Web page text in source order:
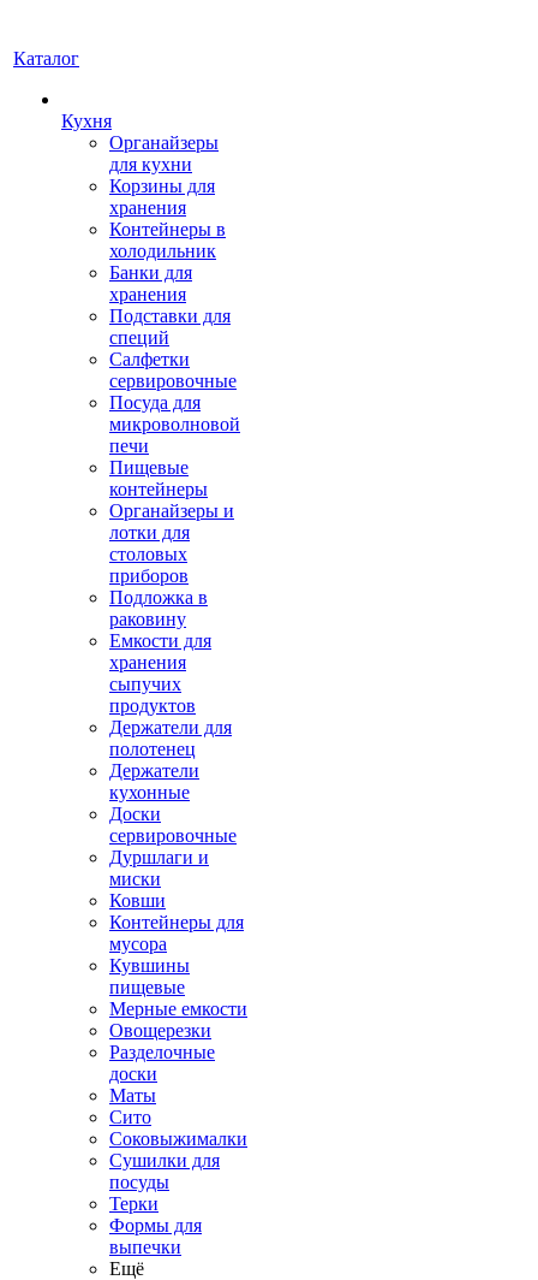
Каталог
Кухня
Органайзеры
для кухни
Корзины для
хранения
Контейнеры в
холодильник
Банки для
хранения
Подставки для
специй
Салфетки
сервировочные
Посуда для
микроволновой
печи
Пищевые
контейнеры
Органайзеры и
лотки для
столовых
приборов
Подложка в
раковину
Емкости для
хранения
сыпучих
продуктов
Держатели для
полотенец
Держатели
кухонные
Доски
сервировочные
Дуршлаги и
миски
Ковши
Контейнеры для
мусора
Кувшины
пищевые
Мерные емкости
Овощерезки
Разделочные
доски
Маты
Сито
Соковыжималки
Сушилки для
посуды
Терки
Формы для
выпечки
Ещё